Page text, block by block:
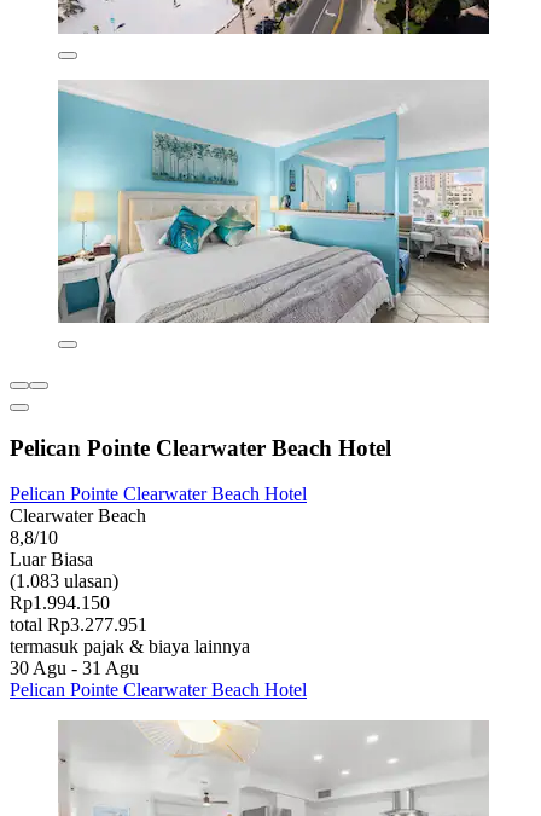
Pelican Pointe Clearwater Beach Hotel
Pelican Pointe Clearwater Beach Hotel
Clearwater Beach
8,8/10
Luar Biasa
(1.083 ulasan)
Rp1.994.150
total Rp3.277.951
termasuk pajak & biaya lainnya
30 Agu - 31 Agu
Pelican Pointe Clearwater Beach Hotel